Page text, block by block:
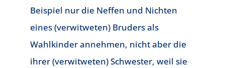
Beispiel nur die Neffen und Nichten
eines (verwitweten) Bruders als
Wahlkinder annehmen, nicht aber die
ihrer (verwitweten) Schwester, weil sie